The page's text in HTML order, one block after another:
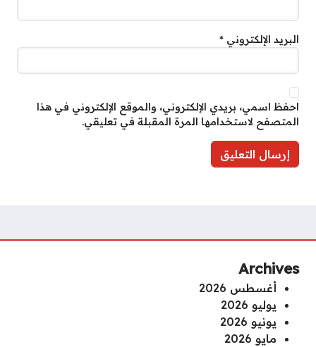
البريد الإلكتروني *
احفظ اسمي، بريدي الإلكتروني، والموقع الإلكتروني في هذا
المتصفح لاستخدامها المرة المقبلة في تعليقي.
Archives
أغسطس 2026
يوليو 2026
يونيو 2026
مايو 2026